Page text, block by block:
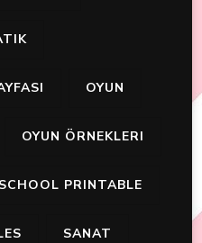
OYUN
OYUN ÖRNEKLERI
PRINTABLE
SANAT